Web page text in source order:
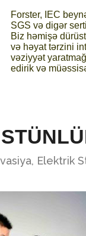
Forster, IEC
SGS və digər
Biz həmişə
və həyat tərzini
vəziyyət
edirik və
Elektrik